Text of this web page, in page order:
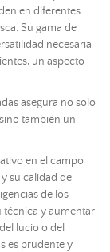
en diferentes
Su gama de
necesaria
un aspecto
asegura no solo
también un
en el campo
su calidad de
de los
técnica y aumentar
lucio o del
es prudente y